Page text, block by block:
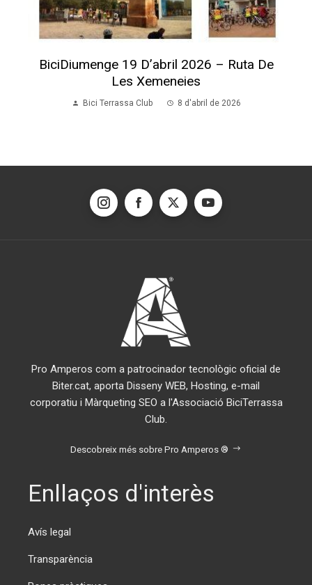
BiciDiumenge 19 D’abril 2026 – Ruta De
Les Xemeneies
Bici Terrassa Club 8 d'abril de 2026
Pro Amperos com a patrocinador tecnològic oficial de
Biter.cat, aporta Disseny WEB, Hosting, e-mail
corporatiu i Màrqueting SEO a l'Associació BiciTerrassa
Club.
Descobreix més sobre Pro Amperos ®
Enllaços d'interès
Avís legal
Transparència